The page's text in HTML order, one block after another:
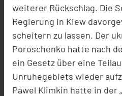
weiterer Rückschlag. Die
Regierung in Kiew
scheitern zu lassen. Der
Poroschenko hatte nach
ein Gesetz über eine
Unruhegebiets wieder
Pawel Klimkin hatte in der